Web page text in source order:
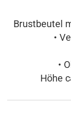
Brustbeutel
•
•
Höhe